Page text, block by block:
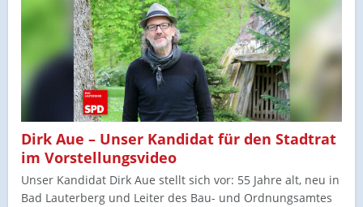
Dirk Aue – Unser Kandidat für den Stadtrat
im Vorstellungsvideo
Unser Kandidat Dirk Aue stellt sich vor: 55 Jahre alt, neu in
Bad Lauterberg und Leiter des Bau- und Ordnungsamtes